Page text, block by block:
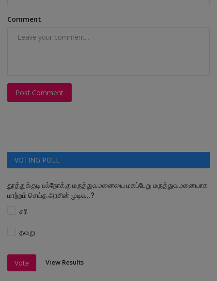
Comment
Post Comment
VOTING POLL
தூத்துக்குடி பல்நோக்கு மருத்துவமனையை மகப்பேறு மருத்துவமனையாக
மாற்றம் செய்த அரசின் முடிவு..?
சரி
தவறு
Vote View Results